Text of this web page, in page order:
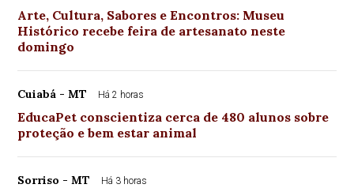
Arte, Cultura, Sabores e Encontros: Museu
Histórico recebe feira de artesanato neste
domingo
Cuiabá - MT Há 2 horas
EducaPet conscientiza cerca de 480 alunos sobre
proteção e bem estar animal
Sorriso - MT Há 3 horas